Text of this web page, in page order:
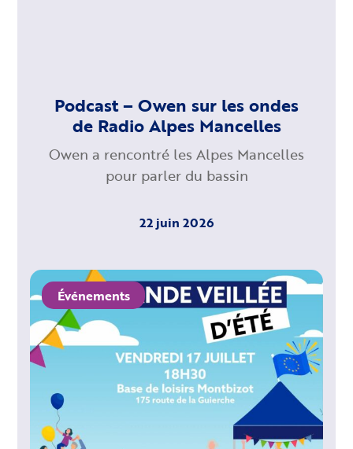
Podcast – Owen sur les ondes
de Radio Alpes Mancelles
Owen a rencontré les Alpes Mancelles
pour parler du bassin
22 juin 2026
Événements